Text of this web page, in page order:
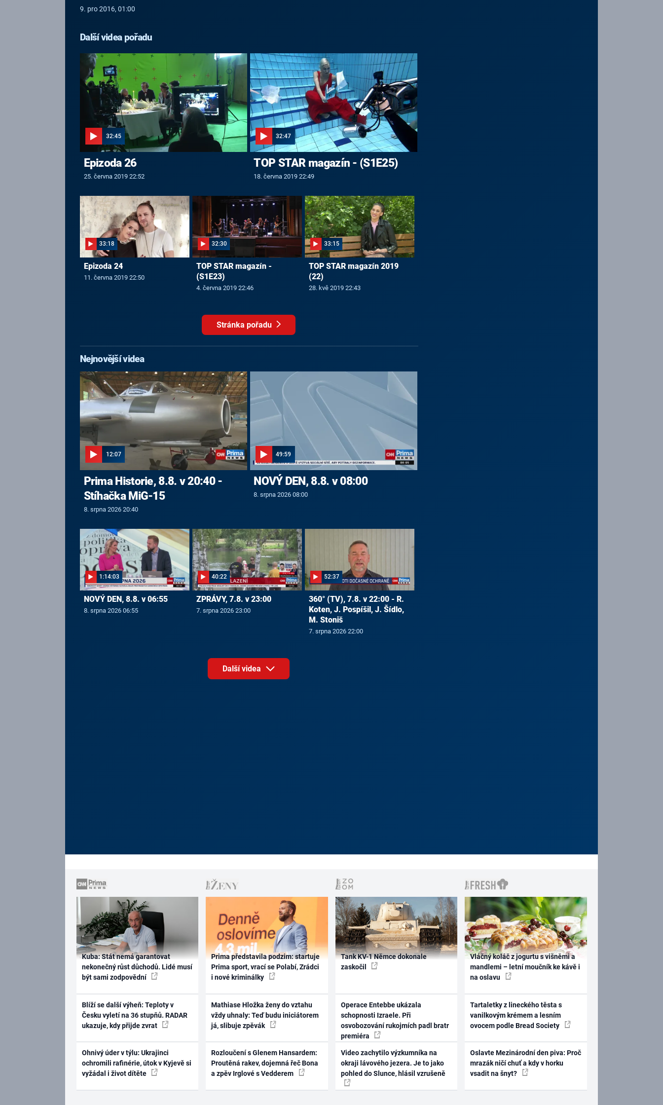
9. pro 2016, 01:00
Další videa pořadu
32:45
Epizoda 26
25. června 2019 22:52
32:47
TOP STAR magazín - (S1E25)
18. června 2019 22:49
33:18
Epizoda 24
11. června 2019 22:50
32:30
TOP STAR magazín -
(S1E23)
4. června 2019 22:46
33:15
TOP STAR magazín 2019
(22)
28. kvě 2019 22:43
Stránka pořadu
Nejnovější videa
12:07
Prima Historie, 8.8. v 20:40 -
Stíhačka MiG-15
8. srpna 2026 20:40
49:59
NOVÝ DEN, 8.8. v 08:00
8. srpna 2026 08:00
1:14:03
NOVÝ DEN, 8.8. v 06:55
8. srpna 2026 06:55
40:22
ZPRÁVY, 7.8. v 23:00
7. srpna 2026 23:00
52:37
360° (TV), 7.8. v 22:00 - R.
Koten, J. Pospíšil, J. Šídlo,
M. Stoniš
7. srpna 2026 22:00
Další videa
Kuba: Stát nemá garantovat
nekonečný růst důchodů. Lidé musí
být sami zodpovědní
Blíží se další výheň: Teploty v
Česku vyletí na 36 stupňů. RADAR
ukazuje, kdy přijde zvrat
Ohnivý úder v týlu: Ukrajinci
ochromili rafinérie, útok v Kyjevě si
vyžádal i život dítěte
Prima představila podzim: startuje
Prima sport, vrací se Polabí, Zrádci
i nové kriminálky
Mathiase Hložka ženy do vztahu
vždy uhnaly: Teď budu iniciátorem
já, slibuje zpěvák
Rozloučení s Glenem Hansardem:
Proutěná rakev, dojemná řeč Bona
a zpěv Irglové s Vedderem
Tank KV-1 Němce dokonale
zaskočil
Operace Entebbe ukázala
schopnosti Izraele. Při
osvobozování rukojmích padl bratr
premiéra
Video zachytilo výzkumníka na
okraji lávového jezera. Je to jako
pohled do Slunce, hlásil vzrušeně
Vláčný koláč z jogurtu s višněmi a
mandlemi – letní moučník ke kávě i
na oslavu
Tartaletky z lineckého těsta s
vanilkovým krémem a lesním
ovocem podle Bread Society
Oslavte Mezinárodní den piva: Proč
mrazák ničí chuť a kdy v horku
vsadit na šnyt?